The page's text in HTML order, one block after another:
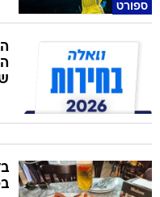
ספורט